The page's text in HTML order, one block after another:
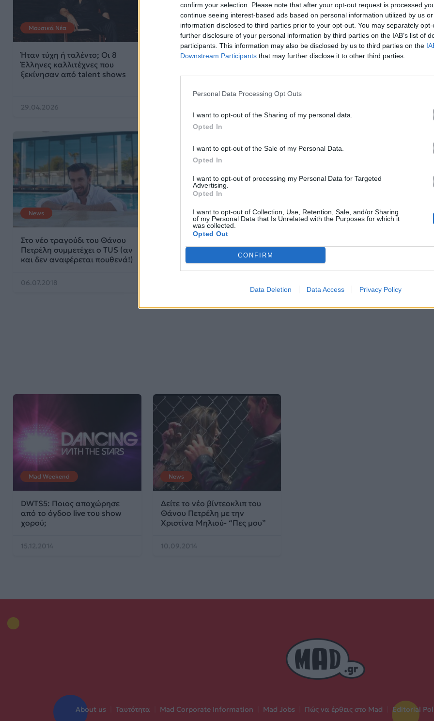
confirm your selection. Please note that after your opt-out request is processed
continue seeing interest-based ads based on personal information utilized by us
information disclosed to third parties prior to your opt-out. You may separately
further disclosure of your personal information by third parties on the IAB’s list of
participants. This information may also be disclosed by us to third parties on the
Downstream Participants that may further disclose it to other third parties.
Personal Data Processing Opt Outs
I want to opt-out of the Sharing of my personal data.
Opted In
I want to opt-out of the Sale of my Personal Data.
Opted In
I want to opt-out of processing my Personal Data for Targeted
Advertising.
Opted In
I want to opt-out of Collection, Use, Retention, Sale, and/or Sharing
of my Personal Data that Is Unrelated with the Purposes for which it
was collected.
Opted Out
CONFIRM
Data Deletion Data Access Privacy Policy
Μουσικά Νέα
Ήταν τύχη ή ταλέντο; Οι 8
Έλληνες καλλιτέχνες που
ξεκίνησαν από talent shows
29.04.2026
News
Θάνος Πετρέλης: Η
Αθήνα
News
«Θα μας πάνε μέσα»: Ο
χειροπέδες και προκαλεί με
News
Στο νέο τραγούδι του Θάνου
Πετρέλη συμμετέχει ο TUS (αν
και δεν αναφέρεται πουθενά!)
06.07.2018
Ο Ντόναλντ Τραμπ
προσκάλεσε τον Θάνο
Πετρέλη στον Λευκό Οίκο!
News
τραγουδιστής έχει αυτούς
τους κοιλιακούς!
Mad Weekend
DWTS5: Ποιος αποχώρησε
από το όγδοο live του show
χορού;
15.12.2014
News
Δείτε το νέο βίντεοκλιπ του
Θάνου Πετρέλη με την
Χριστίνα Μηλιού- “Πες μου”
10.09.2014
About us Ταυτότητα Mad Corporate Information Mad Jobs Πώς να έρθεις στο Mad Editorial